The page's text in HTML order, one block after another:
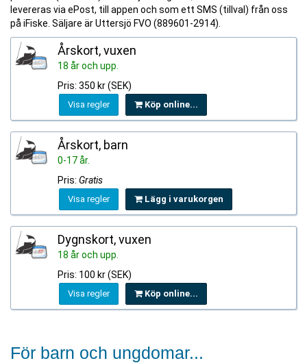
levereras via ePost, till appen och som ett SMS (tillval) från oss
på iFiske. Säljare är Uttersjö FVO (889601-2914).
Årskort, vuxen
18 år och upp.
Pris: 350 kr (SEK)
Visa regler Köp online...
Årskort, barn
0-17 år.
Pris: Gratis
Visa regler Lägg i varukorgen
Dygnskort, vuxen
18 år och upp.
Pris: 100 kr (SEK)
Visa regler Köp online...
För barn och ungdomar...